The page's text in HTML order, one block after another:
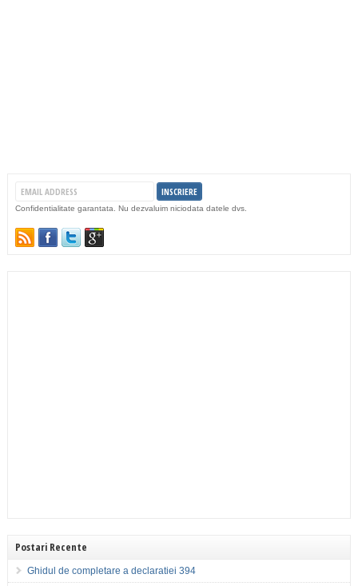
Confidentialitate garantata. Nu dezvaluim niciodata datele dvs.
Postari Recente
Ghidul de completare a declaratiei 394